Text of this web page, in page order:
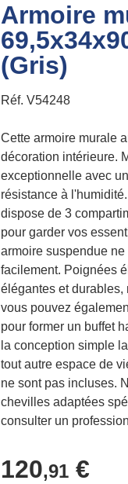
Armoire
(Gris)
Réf. V54248
Cette armoire murale
décoration intérieure.
exceptionnelle avec
résistance à
dispose de 3
pour garder vos
armoire suspendue
facilement. Poignées
élégantes et durables,
vous pouvez
pour former un buffet
la conception simple
tout autre espace de
ne sont pas incluses.
chevilles adaptées
consulter un
120,91 €